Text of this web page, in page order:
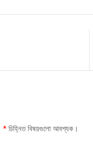
* চিহ্নিত বিষয়গুলো আবশ্যক।